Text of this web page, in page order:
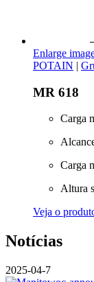
Enlarge
POTAIN |
MR 618
Carga
Carga
Altura
Veja o
Notícias
2025-04-7